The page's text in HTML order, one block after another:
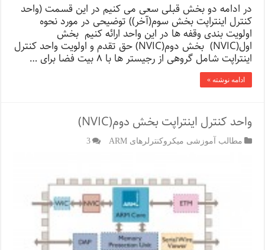
در ادامه دو بخش قبلی سعی می کنیم در این قسمت (واحد
کنترل اینتراپت بخش سوم(آخر)) توضیحی در مورد نحوه
اولویت بندی وقفه ها در این واحد ارائه کنیم بخش
اول(NVIC) بخش دوم(NVIC) حق تقدم و اولویت واحد کنترل
اینتراپت شامل گروهی از رجیستر ها با ۸ بیت فضا برای …
ادامه نوشته »
واحد کنترل اینتراپت بخش دوم(NVIC)
مطالب آموزشی میکروکنترلرهای ARM 3